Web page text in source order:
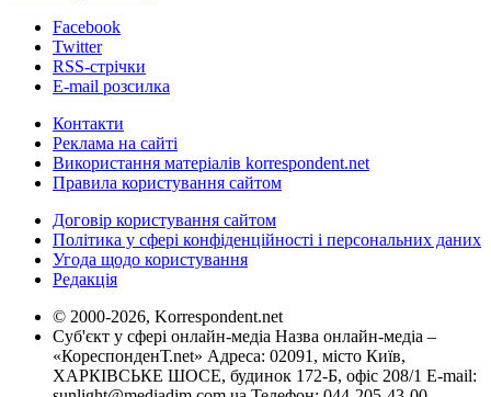
Facebook
Twitter
RSS-стрічки
E-mail розсилка
Контакти
Реклама на сайті
Використання матеріалів korrespondent.net
Правила користування сайтом
Договір користування сайтом
Політика у сфері конфіденційності і персональних даних
Угода щодо користування
Редакція
© 2000-2026, Korrespondent.net
Суб'єкт у сфері онлайн-медіа Назва онлайн-медіа –
«КореспонденТ.net» Адреса: 02091, місто Київ,
ХАРКІВСЬКЕ ШОСЕ, будинок 172-Б, офіс 208/1 E-mail: